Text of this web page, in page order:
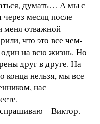
думать… А мы с
месяц после
меня отважной
что это все чем-
на всю жизнь. Но
друг в друге. На
конца нельзя, мы все
нас
– Виктор.